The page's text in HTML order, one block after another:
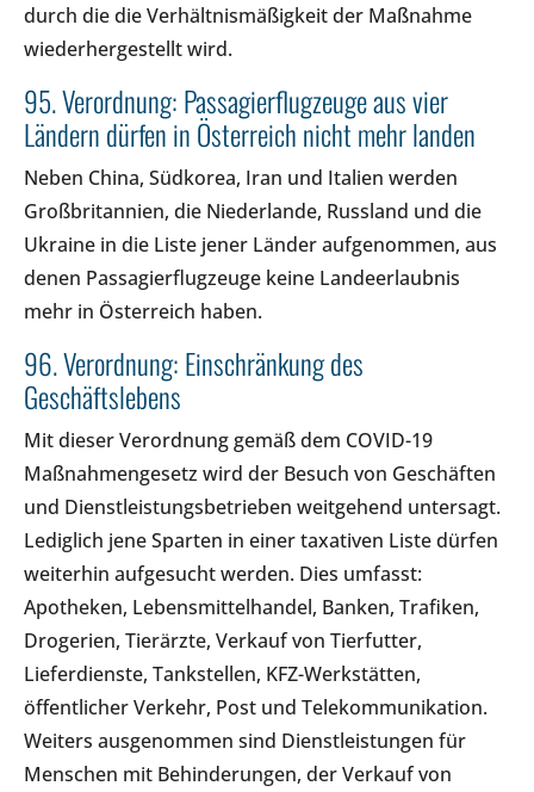
durch die die Verhältnismäßigkeit der Maßnahme
wiederhergestellt wird.
95. Verordnung: Passagierflugzeuge aus vier
Ländern dürfen in Österreich nicht mehr landen
Neben China, Südkorea, Iran und Italien werden
Großbritannien, die Niederlande, Russland und die
Ukraine in die Liste jener Länder aufgenommen, aus
denen Passagierflugzeuge keine Landeerlaubnis
mehr in Österreich haben.
96. Verordnung: Einschränkung des
Geschäftslebens
Mit dieser Verordnung gemäß dem COVID-19
Maßnahmengesetz wird der Besuch von Geschäften
und Dienstleistungsbetrieben weitgehend untersagt.
Lediglich jene Sparten in einer taxativen Liste dürfen
weiterhin aufgesucht werden. Dies umfasst:
Apotheken, Lebensmittelhandel, Banken, Trafiken,
Drogerien, Tierärzte, Verkauf von Tierfutter,
Lieferdienste, Tankstellen, KFZ-Werkstätten,
öffentlicher Verkehr, Post und Telekommunikation.
Weiters ausgenommen sind Dienstleistungen für
Menschen mit Behinderungen, der Verkauf von